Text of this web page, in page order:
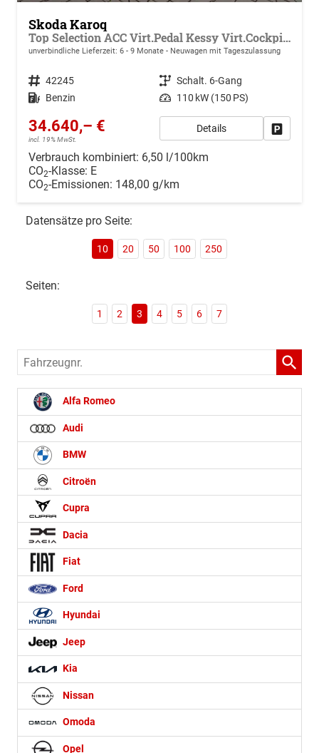
Skoda Karoq
Top Selection ACC Virt.Pedal Kessy Virt.Cockpit Kamera 17"LM
unverbindliche Lieferzeit: 6 - 9 Monate Neuwagen mit Tageszulassung
Fahrzeugnr. 42245 Getriebe Schalt. 6-Gang
Kraftstoff Benzin Leistung 110 kW (150 PS)
34.640,– €
incl. 19% MwSt.
Details
Verbrauch kombiniert: 6,50 l/100km
CO2-Klasse: E
CO2-Emissionen: 148,00 g/km
Datensätze pro Seite:
10 20 50 100 250
Seiten:
1 2 3 4 5 6 7
Fahrzeugnr.
Alfa Romeo
Audi
BMW
Citroën
Cupra
Dacia
Fiat
Ford
Hyundai
Jeep
Kia
Nissan
Omoda
Opel